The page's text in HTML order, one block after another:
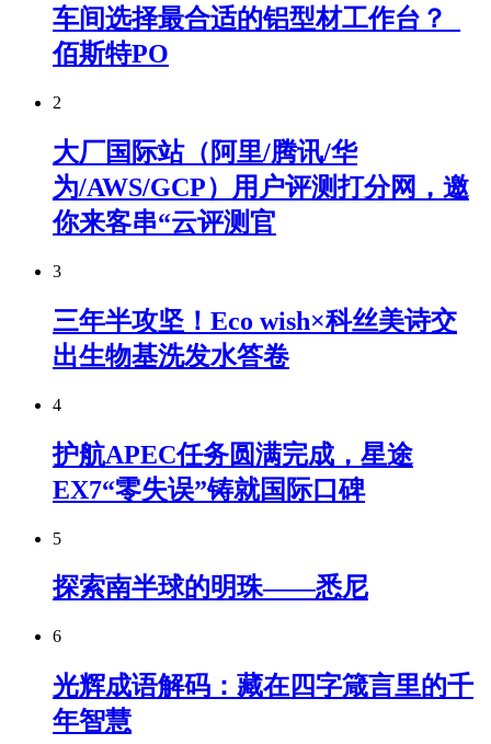
车间选择最合适的铝型材工作台？_
佰斯特PO
2
大厂国际站（阿里/腾讯/华
为/AWS/GCP）用户评测打分网，邀
你来客串“云评测官
3
三年半攻坚！Eco wish×科丝美诗交
出生物基洗发水答卷
4
护航APEC任务圆满完成，星途
EX7“零失误”铸就国际口碑
5
探索南半球的明珠——悉尼
6
光辉成语解码：藏在四字箴言里的千
年智慧